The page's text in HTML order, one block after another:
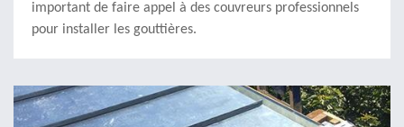
important de faire appel à des couvreurs professionnels
pour installer les gouttières.